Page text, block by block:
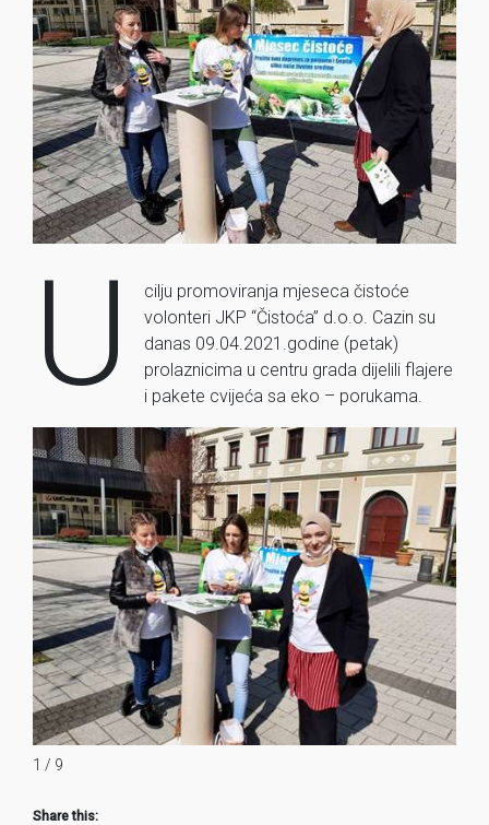
U
cilju promoviranja mjeseca čistoće
volonteri JKP “Čistoća” d.o.o. Cazin su
danas 09.04.2021.godine (petak)
prolaznicima u centru grada dijelili flajere
i pakete cvijeća sa eko – porukama.
1 / 9
Share this: